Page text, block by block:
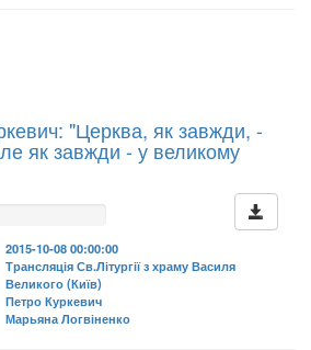
"Церква, як завжди, -
як завжди - у великому
2015-10-08 00:00:00
Трансляція Св.Літургії з храму Василя
Великого (Київ)
Петро Куркевич
Марьяна Логвіненко